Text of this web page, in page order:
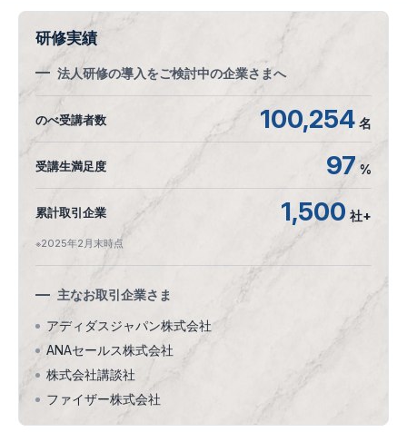
研修実績
法人研修の導入をご検討中の企業さまへ
のべ受講者数 100,254 名
受講生満足度 97 %
累計取引企業 1,500 社+
※2025年2月末時点
主なお取引企業さま
アディダスジャパン株式会社
ANAセールス株式会社
株式会社講談社
ファイザー株式会社